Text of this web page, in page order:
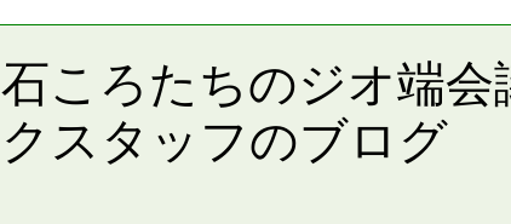
石ころたちのジオ端会
クスタッフのブログ